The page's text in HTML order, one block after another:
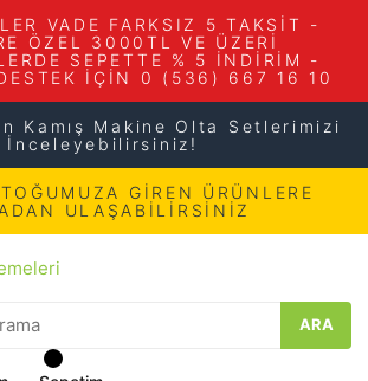
VADE FARKSIZ 5 TAKSİT -
ÖZEL 3000TL VE ÜZERİ
SEPETTE % 5 İNDİRİM -
İÇİN 0 (536) 667 16 10
Kamış Makine Olta Setlerimizi
İnceleyebilirsiniz!
GİREN ÜRÜNLERE
ULAŞABİLİRSİNİZ
ARA